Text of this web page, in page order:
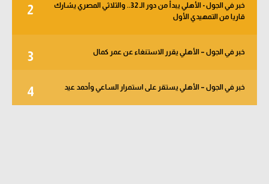
2
خبر في الجول - الأهلي يبدأ من دور الـ 32.. والثلاثي المصري يشارك
قاريا من التمهيدي الأول
3 خبر في الجول – الأهلي يقرر الاستنغاء عن عمر كمال
4 خبر في الجول – الأهلي يستقر على استمرار الساعي وأحمد عيد